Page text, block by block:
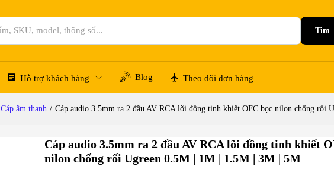
Tìm
Hỗ trợ khách hàng Blog Theo dõi đơn hàng
Cáp âm thanh / Cáp audio 3.5mm ra 2 đầu AV RCA lõi đồng tinh khiết OFC bọc nilon chống rối
Cáp audio 3.5mm ra 2 đầu AV RCA lõi đồng tinh khiết
nilon chống rối Ugreen 0.5M | 1M | 1.5M | 3M | 5M
Hỏi đáp